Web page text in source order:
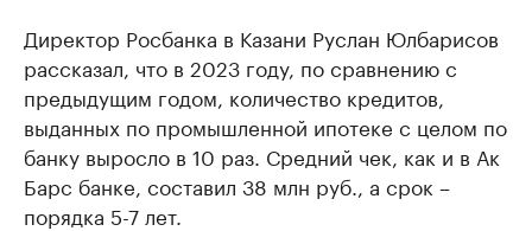
Директор Росбанка в Казани Руслан Юлбарисов
рассказал, что в 2023 году, по сравнению с
предыдущим годом, количество кредитов,
выданных по промышленной ипотеке с целом по
банку выросло в 10 раз. Средний чек, как и в Ак
Барс банке, составил 38 млн руб., а срок –
порядка 5-7 лет.